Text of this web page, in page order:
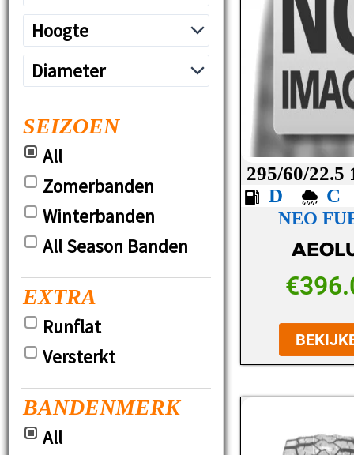
SEIZOEN
All
Zomerbanden
Winterbanden
All Season Banden
EXTRA
Runflat
Versterkt
BANDENMERK
All
295/60/22.5
D
C
NEO
€